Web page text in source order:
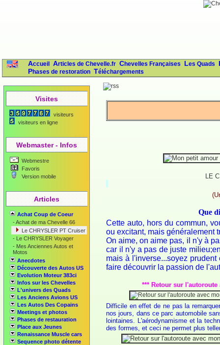
Accueil Articles de Chevelle.fr Chevelles Françaises
Les Quads
Phases de restoration
Téléchargements
Visites
visiteurs
visiteurs en ligne
Webmaster - Infos
Webmestre
Favoris
Version mobile
Articles
Achat Coup de Coeur
-Achat de ma Chevelle 66
Le CHRYSLER PT Cruiser
- Le CHRYSLER Voyager
- Mes Anciennes Autos et
Motos
Anecdotes
Découverte des Autos US
Evolution Moteur 383ci
Infos sur les Chevelles
L'univers des Quads
Les Anciens Avions US
Les Autos Des Copains
Meetings et photos
Phases de restauration
Place aux Jeunes
Renaissance Muscle cars
Sequence photo détente
LE
Que
Cette auto, hors du commun,
ou excitant, mais généralement
On aime, on aime pas, il n'y à
car il n'y a pas de juste
mais à l'inverse...soyez
faire découvrir la passion de
*** Retour sur l'autoroute
Difficile en effet de ne pas la
nos jours, dans ce parc automobile
lointaines. L'aérodynamisme et la
des formes, et ceci ne permet plus